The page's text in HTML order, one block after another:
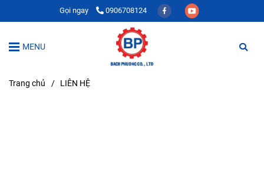
Gọi ngay 0906708124
MENU
Trang chủ / LIÊN HỆ